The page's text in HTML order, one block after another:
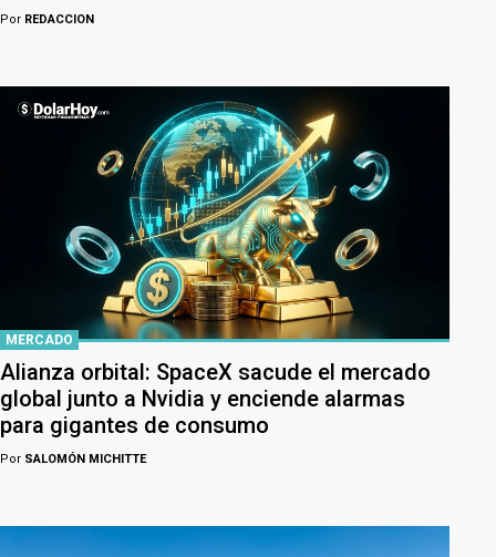
Por REDACCION
MERCADO
Alianza orbital: SpaceX sacude el mercado
global junto a Nvidia y enciende alarmas
para gigantes de consumo
Por SALOMÓN MICHITTE